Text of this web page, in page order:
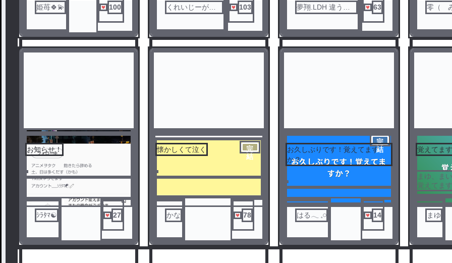
姫苺🍀💫 100
1
くれいじーがー
103
2
夢翔.LDH 違う垢
63
3
零（
4
お知らせ！
ｼﾗﾀﾏ☯ 27
完
結
懐かしくて泣く
かな 78
完
結
お久しぶりです！覚えてます
か？
はる‎𓂃 𓈒𓏸 14
覚えてま
まゆ、ま
覚えてま
つを書いた
まゆまい
を覚えて
まゆ